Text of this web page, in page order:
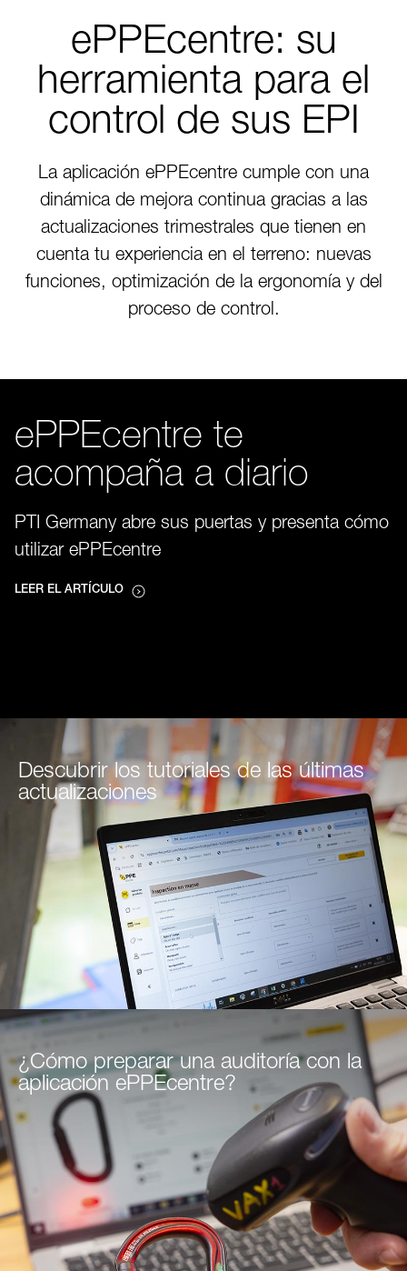
ePPEcentre: su
herramienta para el
control de sus EPI
La aplicación ePPEcentre cumple con una
dinámica de mejora continua gracias a las
actualizaciones trimestrales que tienen en
cuenta tu experiencia en el terreno: nuevas
funciones, optimización de la ergonomía y del
proceso de control.
ePPEcentre te
acompaña a diario
PTI Germany abre sus puertas y presenta cómo
utilizar ePPEcentre
LEER EL ARTÍCULO
Descubrir los tutoriales de las últimas
actualizaciones
¿Cómo preparar una auditoría con la
aplicación ePPEcentre?